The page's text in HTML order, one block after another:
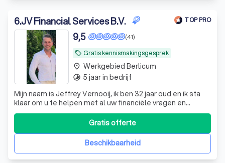
6.JV Financial Services B.V. TOP PRO
local_offer Gratis kennismakingsgesprek
(41)
9,5
Mijn naam is Jeffrey Vernooij, ik ben 32 jaar oud en ik sta
klaar om u te helpen met al uw financiële vragen en
behoeften. Met een afgeronde opleiding in
Bedrijfseconomie en een schat aan werkervaring bij zowel
grote, middelgrote als kleine bedrijven, breng ik een brede
expertise en diepgaande kenni
Beschikbaarheid
Gratis offerte
place Werkgebied Berlicum
timelapse 5 jaar in bedrijf